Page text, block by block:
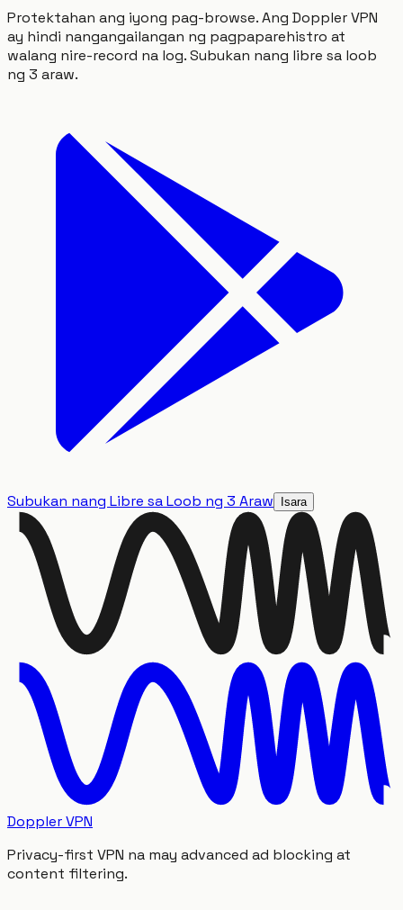
Protektahan ang iyong pag-browse. Ang Doppler VPN
ay hindi nangangailangan ng pagpaparehistro at
walang nire-record na log. Subukan nang libre sa loob
ng 3 araw.
Subukan nang Libre sa Loob ng 3 Araw Isara
Doppler VPN
Privacy-first VPN na may advanced ad blocking at
content filtering.